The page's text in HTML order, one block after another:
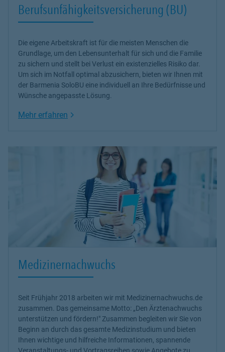
Berufsunfähigkeitsversicherung (BU)
Die eigene Arbeitskraft ist für die meisten Menschen die
Grundlage, um den Lebensunterhalt für sich und die Familie
zu sichern und stellt bei Verlust ein existenzielles Risiko dar.
Um sich im Notfall optimal abzusichern, bieten wir Ihnen mit
der Barmenia SoloBU eine individuell an Ihre Bedürfnisse und
Wünsche angepasste Lösung.
Mehr erfahren Link Opens in New Tab
Medizinernachwuchs
Seit Frühjahr 2018 arbeiten wir mit Medizinernachwuchs.de
zusammen. Das gemeinsame Motto: „Den Ärztenachwuchs
unterstützen und fördern!" Zusammen begleiten wir Sie von
Beginn an durch das gesamte Medizinstudium und bieten
Ihnen wichtige und hilfreiche Informationen, spannende
Veranstaltungs- und Vortragsreihen sowie Angebote zu